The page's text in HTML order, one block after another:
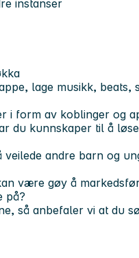
instanser
lage musikk, beats,
i form av koblinger og
du kunnskaper til å
veilede andre barn og
være gøy å
på?
så anbefaler vi at du